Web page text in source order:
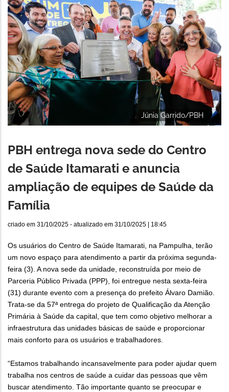
Júnia Garrido/PBH
PBH entrega nova sede do Centro
de Saúde Itamarati e anuncia
ampliação de equipes de Saúde da
Família
criado em 31/10/2025 - atualizado em 31/10/2025 | 18:45
Os usuários do Centro de Saúde Itamarati, na Pampulha, terão
um novo espaço para atendimento a partir da próxima segunda-
feira (3). A nova sede da unidade, reconstruída por meio de
Parceria Público Privada (PPP), foi entregue nesta sexta-feira
(31) durante evento com a presença do prefeito Álvaro Damião.
Trata-se da 57ª entrega do projeto de Qualificação da Atenção
Primária à Saúde da capital, que tem como objetivo melhorar a
infraestrutura das unidades básicas de saúde e proporcionar
mais conforto para os usuários e trabalhadores.
“Estamos trabalhando incansavelmente para poder ajudar quem
trabalha nos centros de saúde a cuidar das pessoas que vêm
buscar atendimento. Tão importante quanto se preocupar e